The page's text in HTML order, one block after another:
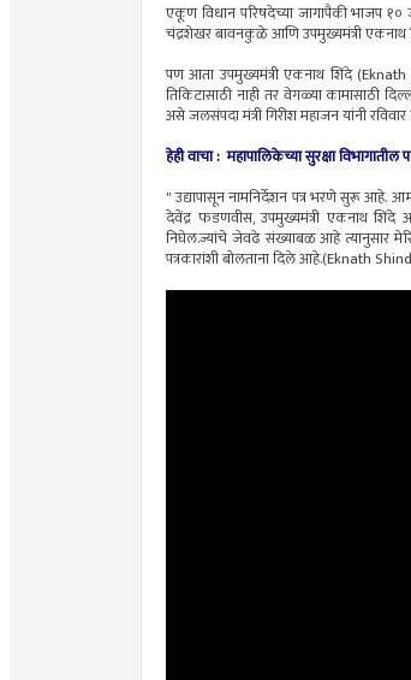
एकूण विधान परिषदेच्या जागापैकी भाजप १०
चंद्रशेखर बावनकुळे आणि उपमुख्यमंत्री एकनाथ
पण आता उपमुख्यमंत्री एकनाथ शिंदे (Eknath
तिकिटासाठी नाही तर वेगळ्या कामासाठी
असे जलसंपदा मंत्री गिरीश महाजन यांनी
हेही वाचा : महापालिकेच्या सुरक्षा
" उद्यापासून नामनिर्देशन पत्र भरणे सुरू आहे.
देवेंद्र फडणवीस, उपमुख्यमंत्री एकनाथ शिंदे
निघेल.ज्यांचे जेवढे संख्याबळ आहे त्यानुसार
पत्रकारांशी बोलताना दिले आहे.(Eknath